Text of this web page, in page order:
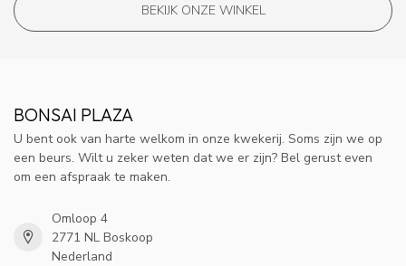
BEKIJK ONZE WINKEL
BONSAI PLAZA
U bent ook van harte welkom in onze kwekerij. Soms zijn we op
een beurs. Wilt u zeker weten dat we er zijn? Bel gerust even
om een afspraak te maken.
Omloop 4
2771 NL Boskoop
Nederland